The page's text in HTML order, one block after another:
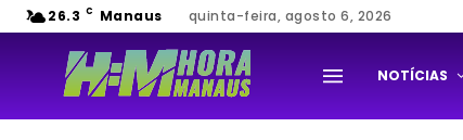
26.3 C Manaus quinta-feira, agosto 6, 2026
NOTÍCIAS